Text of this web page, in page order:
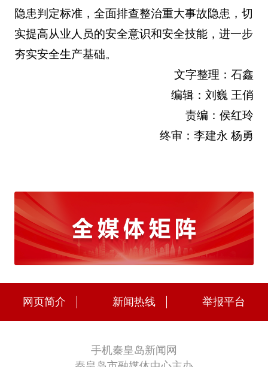
隐患判定标准，全面排查整治重大事故隐患，切
实提高从业人员的安全意识和安全技能，进一步
夯实安全生产基础。
文字整理：石鑫
编辑：刘巍 王俏
责编：侯红玲
终审：李建永 杨勇
网页简介 新闻热线 举报平台
手机秦皇岛新闻网